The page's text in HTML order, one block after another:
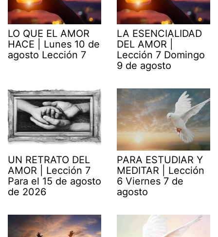
LO QUE EL AMOR
HACE | Lunes 10 de
agosto Lección 7
LA ESENCIALIDAD
DEL AMOR |
Lección 7 Domingo
9 de agosto
UN RETRATO DEL
AMOR | Lección 7
Para el 15 de agosto
de 2026
PARA ESTUDIAR Y
MEDITAR | Lección
6 Viernes 7 de
agosto